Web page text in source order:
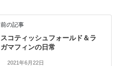
前の記事
スコティッシュフォールド＆ラ
ガマフィンの日常
2021年6月22日